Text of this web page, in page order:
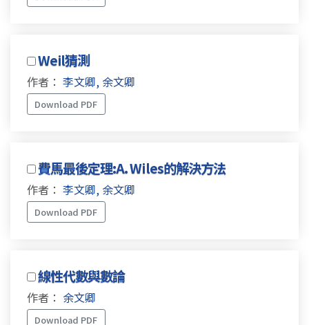
Weil猜測
作者： 李文卿, 余文卿
Download PDF
費馬最後定理:A. Wiles的解決方法
作者： 李文卿, 余文卿
Download PDF
線性代數與數論
作者： 余文卿
Download PDF